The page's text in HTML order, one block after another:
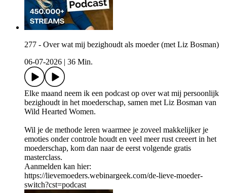
277 - Over wat mij bezighoudt als moeder (met Liz Bosman)
06-07-2026
36 Min.
Elke maand neem ik een podcast op over wat mij persoonlijk
bezighoudt in het moederschap, samen met Liz Bosman van
Wild Hearted Women.
Wil je de methode leren waarmee je zoveel makkelijker je
emoties onder controle houdt en veel meer rust creeert in het
moederschap, kom dan naar de eerst volgende gratis
masterclass.
Aanmelden kan hier:
https://lievemoeders.webinargeek.com/de-lieve-moeder-
switch?cst=podcast